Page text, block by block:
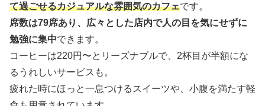
て過ごせるカジュアルな雰囲気のカフェです。
席数は79席あり、広々とした店内で人の目を気にせずに
勉強に集中できます。
コーヒーは220円〜とリーズナブルで、2杯目が半額にな
るうれしいサービスも。
疲れた時にほっと一息つけるスイーツや、小腹を満たす軽